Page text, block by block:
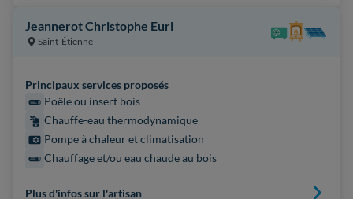
Jeannerot Christophe Eurl
Saint-Étienne
Principaux services proposés
Poêle ou insert bois
Chauffe-eau thermodynamique
Pompe à chaleur et climatisation
Chauffage et/ou eau chaude au bois
Plus d'infos sur l'artisan